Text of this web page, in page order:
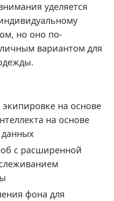
уделяется
но оно по-
вариантом для
на основе
на основе
с расширенной
фона для